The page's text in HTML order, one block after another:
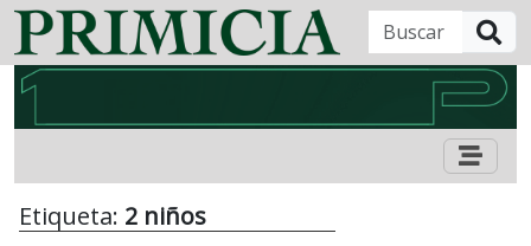
Etiqueta: 2 niños